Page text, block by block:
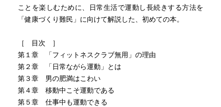
ことを楽しむために、日常生活で運動し長続きする方法を
「健康づくり難民」に向けて解説した、初めての本。
［ 目次 ］
第１章 「フィットネスクラブ無用」の理由
第２章 「日常ながら運動」とは
第３章 男の肥満はこわい
第４章 移動中こそ運動である
第５章 仕事中も運動できる